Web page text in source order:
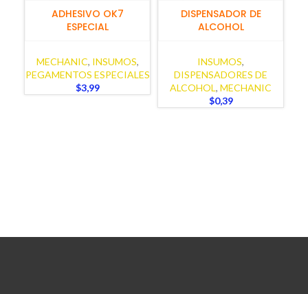
ADHESIVO OK7
ESPECIAL
MECHANIC, INSUMOS,
PEGAMENTOS ESPECIALES
$3,99
DISPENSADOR DE
ALCOHOL
INSUMOS,
DISPENSADORES DE
ALCOHOL, MECHANIC
$0,39